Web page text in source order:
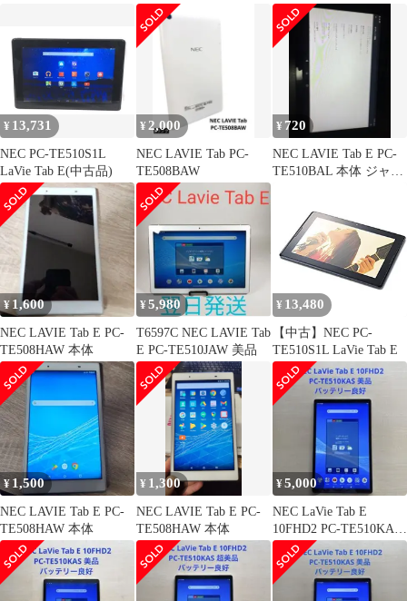
定モデル
¥ 13,731
NEC PC-TE510S1L
LaVie Tab E(中古品)
¥ 2,000
NEC LAVIE Tab PC-
TE508BAW
¥ 720
NEC LAVIE Tab E PC-
TE510BAL 本体 ジャン
¥ 1,600
NEC LAVIE Tab E PC-
TE508HAW 本体
¥5,980
T6597C NEC LAVIE Tab
E PC-TE510JAW 美品
¥ 13,480
【中古】NEC PC-
TE510S1L LaVie Tab E
¥ 1,500
NEC LAVIE Tab E PC-
TE508HAW 本体
¥ 1,300
NEC LAVIE Tab E PC-
TE508HAW 本体
¥5,000
NEC LaVie Tab E
10FHD2 PC-TE510KAS
美品 #6